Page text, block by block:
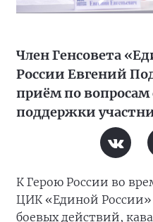
Член Генсовета
России Евгений
приём по вопросам
поддержки
К Герою России во
ЦИК «Единой России»
боевых действий,